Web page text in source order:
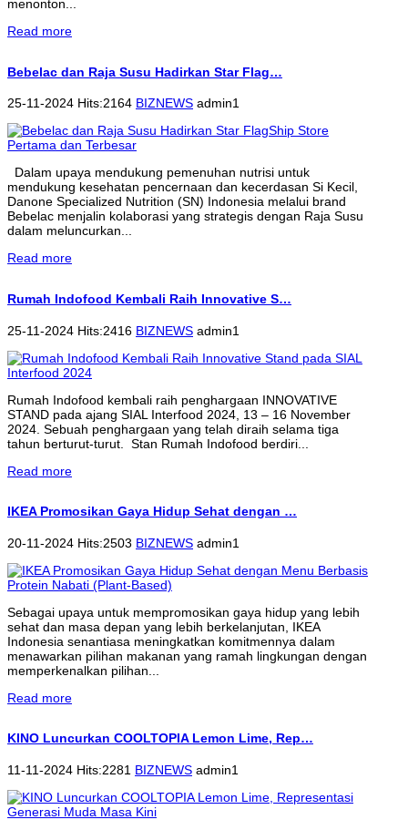
menonton...
Read more
Bebelac dan Raja Susu Hadirkan Star Flag…
25-11-2024 Hits:2164 BIZNEWS admin1
Dalam upaya mendukung pemenuhan nutrisi untuk
mendukung kesehatan pencernaan dan kecerdasan Si Kecil,
Danone Specialized Nutrition (SN) Indonesia melalui brand
Bebelac menjalin kolaborasi yang strategis dengan Raja Susu
dalam meluncurkan...
Read more
Rumah Indofood Kembali Raih Innovative S…
25-11-2024 Hits:2416 BIZNEWS admin1
Rumah Indofood kembali raih penghargaan INNOVATIVE
STAND pada ajang SIAL Interfood 2024, 13 – 16 November
2024. Sebuah penghargaan yang telah diraih selama tiga
tahun berturut-turut. Stan Rumah Indofood berdiri...
Read more
IKEA Promosikan Gaya Hidup Sehat dengan …
20-11-2024 Hits:2503 BIZNEWS admin1
Sebagai upaya untuk mempromosikan gaya hidup yang lebih
sehat dan masa depan yang lebih berkelanjutan, IKEA
Indonesia senantiasa meningkatkan komitmennya dalam
menawarkan pilihan makanan yang ramah lingkungan dengan
memperkenalkan pilihan...
Read more
KINO Luncurkan COOLTOPIA Lemon Lime, Rep…
11-11-2024 Hits:2281 BIZNEWS admin1